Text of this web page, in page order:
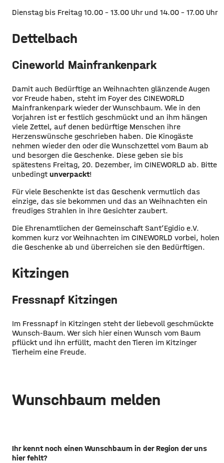
Dienstag bis Freitag 10.00 – 13.00 Uhr und 14.00 – 17.00 Uhr
Dettelbach
Cineworld Mainfrankenpark
Damit auch Bedürftige an Weihnachten glänzende Augen
vor Freude haben, steht im Foyer des CINEWORLD
Mainfrankenpark wieder der Wunschbaum. Wie in den
Vorjahren ist er festlich geschmückt und an ihm hängen
viele Zettel, auf denen bedürftige Menschen ihre
Herzenswünsche geschrieben haben. Die Kinogäste
nehmen wieder den oder die Wunschzettel vom Baum ab
und besorgen die Geschenke. Diese geben sie bis
spätestens Freitag, 20. Dezember, im CINEWORLD ab. Bitte
unbedingtunverpackt!
Für viele Beschenkte ist das Geschenk vermutlich das
einzige, das sie bekommen und das an Weihnachten ein
freudiges Strahlen in ihre Gesichter zaubert.
Die Ehrenamtlichen der Gemeinschaft Sant’Egidio e.V.
kommen kurz vor Weihnachten im CINEWORLD vorbei, holen
die Geschenke ab und überreichen sie den Bedürftigen.
Kitzingen
Fressnapf Kitzingen
Im Fressnapf in Kitzingen steht der liebevoll geschmückte
Wunsch-Baum. Wer sich hier einen Wunsch vom Baum
pflückt und ihn erfüllt, macht den Tieren im Kitzinger
Tierheim eine Freude.
Wunschbaum melden
Ihr kennt noch einen Wunschbaum in der Region der uns
hier fehlt?